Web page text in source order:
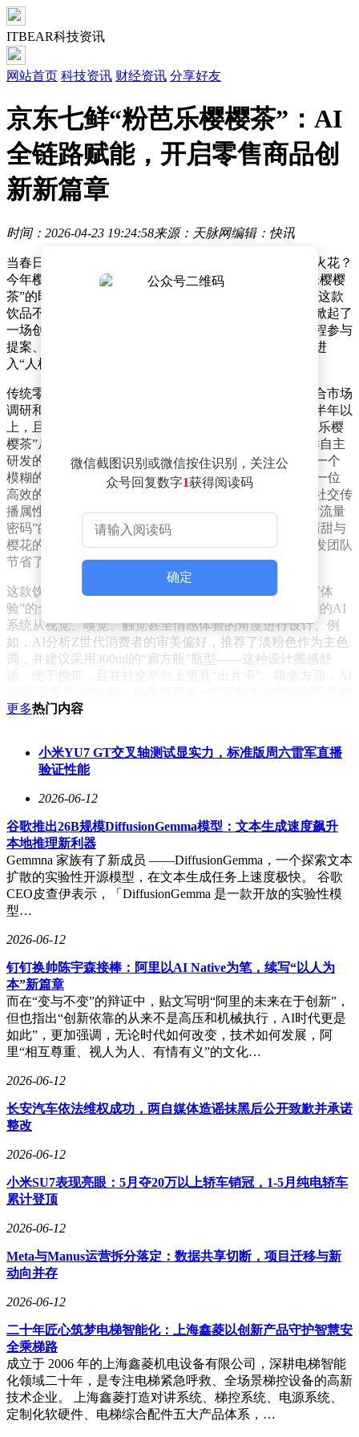
ITBEAR科技资讯
网站首页 科技资讯 财经资讯 分享好友
京东七鲜“粉芭乐樱樱茶”：AI
全链路赋能，开启零售商品创
新新篇章
时间：2026-04-23 19:24:58来源：天脉网编辑：快讯
当春日的樱花与热带的芭乐相遇，会激发出怎样的味觉火花？
今年樱花季，京东七鲜超市推出了一款名为“七鲜粉芭乐樱樱
茶”的即饮茶，迅速成为年轻消费者追捧的“春日爆款”。这款
饮品不仅以独特的口味吸引了众多目光，更在零售行业掀起了
一场创新革命——它是即时零售领域首款由人工智能全程参与
提案、研发、设计及营销的商品，标志着商品开发正式进
入“人机协作”的新阶段。
传统零售商品的开发往往依赖经验丰富的采销人员，结合市场
调研和漫长的试错周期。一款创新饮品的上市通常需要半年以
上，且口味搭配多局限于已知的“安全区”。而“七鲜粉芭乐樱
樱茶”从立项到上市仅用了三个多月，其背后是京东七鲜自主
研发的多智能体AI系统的强力支持。开发团队最初仅有一个
模糊的构想：春季、粉色、樱花、水果茶。AI系统则像一位
高效的产品经理，迅速拆解这一场景，分析出樱花季的社交传
播属性、粉色对年轻女性的吸引力，以及芭乐作为新兴“流量
密码”的潜力。通过风味数据库的模拟，AI发现芭乐的清甜与
樱花的淡雅能形成互补，且原料供应链成熟，从而为研发团队
节省了大量前期调研时间。
这款饮品的创新不仅体现在口味上，更在于AI对“多感官体
验”的全面介入。传统饮料开发多围绕口味展开，而七鲜的AI
系统从视觉、嗅觉、触觉甚至情感体验的角度进行设计。例
如，AI分析Z世代消费者的审美偏好，推荐了淡粉色作为主色
调，并建议采用300ml的“扁方瓶”瓶型——这种设计握感舒
适、便于携带，且在社交平台上更具“出片率”。嗅觉方面，AI
樱花香味，瞬间建立“春日感”的情绪联想。甚至标签设计也融
起，在货架上极具辨识度。
AI的作用不仅限于研发阶段，更贯穿于商品的全生命周期。
重要决策权。它会基于销售数据和用户画像，分析竞争格局，
给出创新性、产品力和综合竞争力的打分与建议，成为一位公
允的“战略洞察官”。同时，AI还能迅速切换角色，化身“营销
专家”，直接生成商品主图、卖点文案和销售策略。以“粉芭乐
樱樱茶”为例，AI不仅推荐了异形标签设计，还配套生成了“透
卡”等营销物料创意，让产品从货架到社交分享的每一个触点
都拥有独特记忆点。
“粉芭乐樱樱茶”的上市，是七鲜用AI重构商品创新体系的缩
非常明确：让消费者在七鲜买到“独家、人无我有”的商品。这
意味着品牌不能仅做跟随者，而要成为趋势的创造者。传统开
发模式下，新口味饮料的上市需要漫长的市场验证，导致品牌
倾向于“安全牌”。而AI的介入大大降低了试错成本，让“脑洞
大开”的创新变得可行。目前，七鲜的创新商品挖掘Agent已经
建立了多维度的趋势洞察框架，实时扫描社交媒体、消费报告
对消费者而言，这意味着七鲜的货架上未来会持续出现意想不
到的惊喜——可能是AI捕捉到的下一个隐藏风味趋势，也可
能是全感官设计的独特包装体验。而对整个零售行业而言，京
东七鲜的这一实践或许预示着商品开发从“经验驱动”迈入“智
品时，七鲜已经让AI坐上了产品开发的席位。这杯粉色的樱
樱茶，喝下去的不只是春天的味道，更是一个行业关于创新的
微信截图识别或微信按住识别，关注公
众号回复数字1获得阅读码
确定
更多热门内容
小米YU7 GT交叉轴测试显实力，标准版周六雷军直播
验证性能
2026-06-12
谷歌推出26B规模DiffusionGemma模型：文本生成速度飙升
本地推理新利器
Gemmna 家族有了新成员 ——DiffusionGemma，一个探索文本
扩散的实验性开源模型，在文本生成任务上速度极快。 谷歌
CEO皮查伊表示，「DiffusionGemma 是一款开放的实验性模
型…
2026-06-12
钉钉换帅陈宇森接棒：阿里以AI Native为笔，续写“以人为
本”新篇章
而在“变与不变”的辩证中，贴文写明“阿里的未来在于创新”，
但也指出“创新依靠的从来不是高压和机械执行，AI时代更是
如此”，更加强调，无论时代如何改变，技术如何发展，阿
里“相互尊重、视人为人、有情有义”的文化…
2026-06-12
长安汽车依法维权成功，两自媒体造谣抹黑后公开致歉并承诺
整改
2026-06-12
小米SU7表现亮眼：5月夺20万以上轿车销冠，1-5月纯电轿车
累计登顶
2026-06-12
Meta与Manus运营拆分落定：数据共享切断，项目迁移与新
动向并存
2026-06-12
二十年匠心筑梦电梯智能化：上海鑫菱以创新产品守护智慧安
全乘梯路
成立于 2006 年的上海鑫菱机电设备有限公司，深耕电梯智能
化领域二十年，是专注电梯紧急呼救、全场景梯控设备的高新
技术企业。 上海鑫菱打造对讲系统、梯控系统、电源系统、
定制化软硬件、电梯综合配件五大产品体系，…